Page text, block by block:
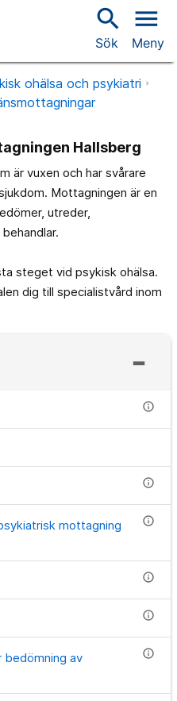
search
Sök
menu
Meny
ohälsa och psykiatri
Hallsberg
är vuxen och har svårare
Mottagningen är en
utreder,
steget vid psykisk ohälsa.
dig till specialistvård inom
info
info
mottagning
info
info
info
av
info